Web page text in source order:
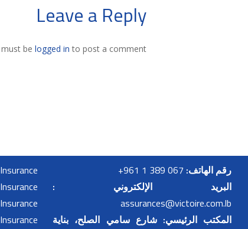
Leave a Reply
be logged in to post a comment.
رقم الهاتف: 067 389 1 961+
البريد الإلكتروني :
assurances@victoire.com.lb
المكتب الرئيسي: شارع سامي الصلح، بناية